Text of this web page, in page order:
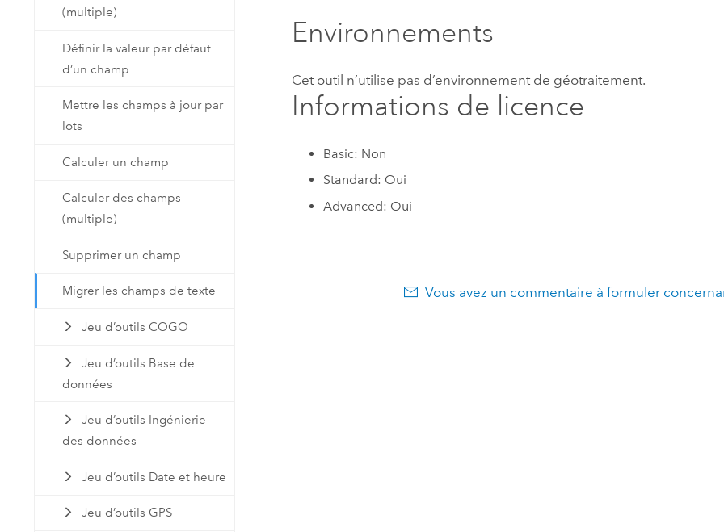
(multiple)
Définir la valeur par défaut
d’un champ
Mettre les champs à jour par
lots
Calculer un champ
Calculer des champs
(multiple)
Supprimer un champ
Migrer les champs de texte
Jeu d’outils COGO
Jeu d’outils Base de
données
Jeu d’outils Ingénierie
des données
Jeu d’outils Date et heure
Jeu d’outils GPS
Environnements
Cet outil n’utilise pas d’environnement de géotraitement.
Informations de licence
Basic: Non
Standard: Oui
Advanced: Oui
Vous avez un commentaire à formuler